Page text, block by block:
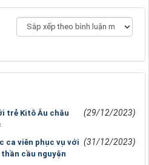
trẻ Kitô Âu châu
(29/12/2023)
ca viên phục vụ với
cầu nguyện
(31/12/2023)